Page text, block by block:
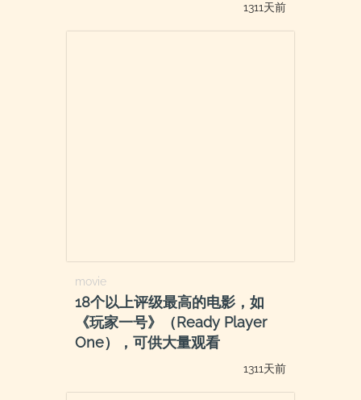
1311天前
movie
18个以上评级最高的电影，如
《玩家一号》（Ready Player
One），可供大量观看
1311天前